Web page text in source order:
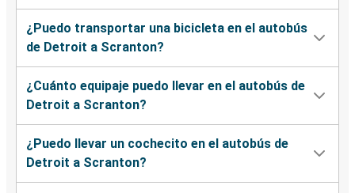
¿Puedo transportar una bicicleta en el autobús
de Detroit a Scranton?
¿Cuánto equipaje puedo llevar en el autobús de
Detroit a Scranton?
¿Puedo llevar un cochecito en el autobús de
Detroit a Scranton?